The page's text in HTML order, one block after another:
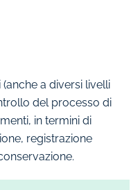
a diversi livelli
del processo di
in termini di
registrazione